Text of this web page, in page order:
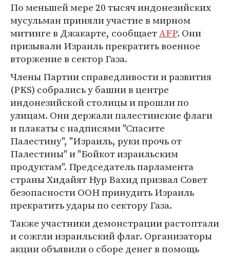
По меньшей мере 20 тысяч индонезийских
мусульман приняли участие в мирном
митинге в Джакарте, сообщаетAFP. Они
призывали Израиль прекратить военное
вторжение в сектор Газа.
Члены Партии справедливости и развития
(PKS) собрались у башни в центре
индонезийской столицы и прошли по
улицам. Они держали палестинские флаги
и плакаты с надписями "Спасите
Палестину", "Израиль, руки прочь от
Палестины" и "Бойкот израильским
продуктам". Председатель парламента
страны Хидайят Нур Вахид призвал Совет
безопасности ООН принудить Израиль
прекратить удары по сектору Газа.
Также участники демонстрации растоптали
и сожгли израильский флаг. Организаторы
акции объявили о сборе денег в помощь